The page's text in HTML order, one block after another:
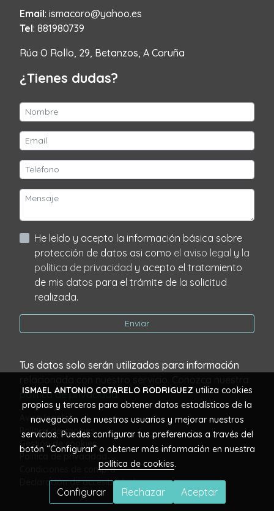
Email: ismacoro@yahoo.es
Tel: 881980739
Rúa O Rollo, 29, Betanzos, A Coruña
¿Tienes dudas?
He leído y acepto la información básica sobre
protección de datos asi como el aviso legal y la
política de privacidad y acepto el tratamiento
de mis datos para el trámite de la solicitud
realizada.
Enviar
Tus datos solo serán utilizados para información
política de privacidad.
Aviso legal
Política de cookies
Gestión de cookies
Política de privacidad
Condiciones de compra
Declaración de accesibilidad
ISMAEL ANTONIO COTARELO RODRIGUEZ utiliza cookies
propias y terceros para obtener datos estadísticos de la
navegación de nuestros usuarios y mejorar nuestros
servicios. Puedes configurar tus preferencias a través del
botón “Configurar” o obtener más información en nuestra
política de cookies.
Configurar Rechazar Aceptar